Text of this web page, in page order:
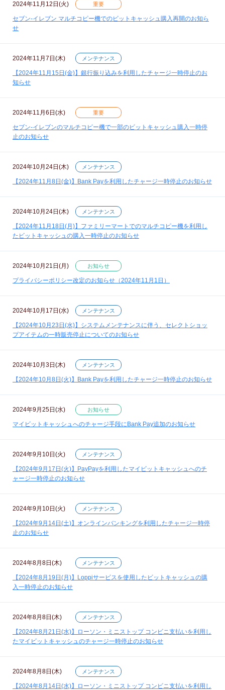
2024年11月12日(火) 重要
セブン‐イレブン マルチコピー機でのビットキャッシュ購入再開のお知ら
せ
2024年11月7日(木) メンテナンス
【2024年11月15日(金)】銀行振り込みを利用したチャージ一時停止のお
知らせ
2024年11月6日(水) 重要
セブン‐イレブンのマルチコピー機で一部のビットキャッシュ購入一時停
止のお知らせ
2024年10月24日(木) メンテナンス
【2024年11月8日(金)】Bank Payを利用したチャージ一時停止のお知らせ
2024年10月24日(木) メンテナンス
【2024年11月18日(月)】ファミリーマートでのマルチコピー機を利用し
たビットキャッシュの購入一時停止のお知らせ
2024年10月21日(月) お知らせ
プライバシーポリシー改定のお知らせ（2024年11月1日）
2024年10月17日(水) メンテナンス
【2024年10月23日(水)】システムメンテナンスに伴う、セレクトショッ
プアイテムの一時販売停止についてのお知らせ
2024年10月3日(木) メンテナンス
【2024年10月8日(火)】Bank Payを利用したチャージ一時停止のお知らせ
2024年9月25日(水) お知らせ
マイビットキャッシュへのチャージ手段にBank Pay追加のお知らせ
2024年9月10日(火) メンテナンス
【2024年9月17日(火)】PayPayを利用したマイビットキャッシュへのチ
ャージ一時停止のお知らせ
2024年9月10日(火) メンテナンス
【2024年9月14日(土)】オンラインバンキングを利用したチャージ一時停
止のお知らせ
2024年8月8日(木) メンテナンス
【2024年8月19日(月)】Loppiサービスを使用したビットキャッシュの購
入一時停止のお知らせ
2024年8月8日(木) メンテナンス
【2024年8月21日(水)】ローソン・ミニストップ コンビニ支払いを利用し
たマイビットキャッシュのチャージ一時停止のお知らせ
2024年8月8日(木) メンテナンス
【2024年8月14日(水)】ローソン・ミニストップ コンビニ支払いを利用し